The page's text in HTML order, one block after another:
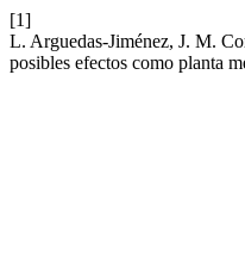
[1]
L. Arguedas-Jiménez, J. M.
posibles efectos como planta